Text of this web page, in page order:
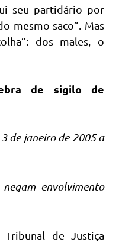
seu partidário por
mesmo saco”. Mas
dos males, o
de sigilo de
de janeiro de 2005 a
envolvimento
de Justiça